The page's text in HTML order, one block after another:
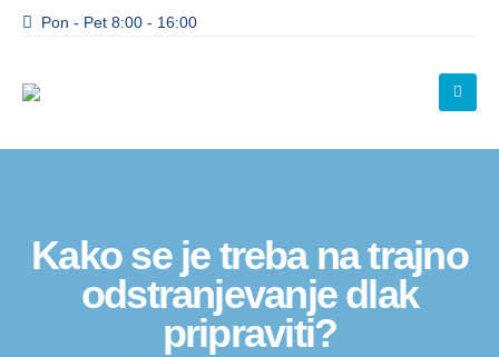
Pon - Pet 8:00 - 16:00
Kako se je treba na trajno
odstranjevanje dlak
pripraviti?